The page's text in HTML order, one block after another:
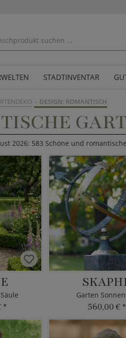
STADTINVENTAR
DESIGN: ROMANTISCH
2026: 583 Schöne und
*
Garten
560,00 € *